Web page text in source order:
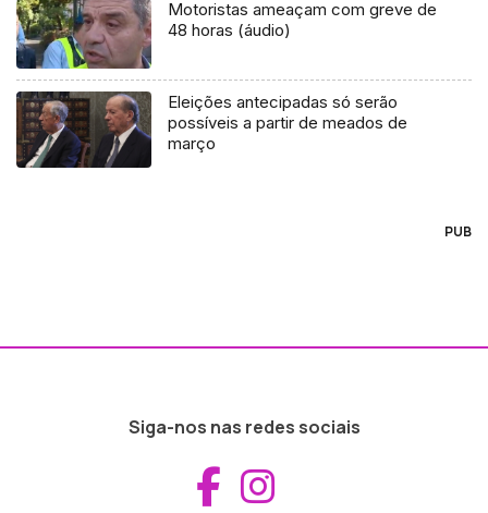
Motoristas ameaçam com greve de
48 horas (áudio)
Eleições antecipadas só serão
possíveis a partir de meados de
março
PUB
Siga-nos nas redes sociais
Aceder ao